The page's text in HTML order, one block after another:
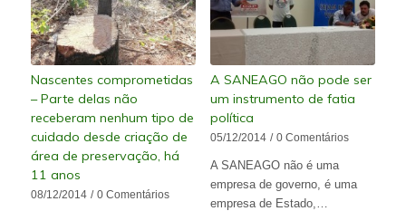
Nascentes comprometidas
– Parte delas não
receberam nenhum tipo de
cuidado desde criação de
área de preservação, há
11 anos
08/12/2014 / 0 Comentários
A SANEAGO não pode ser
um instrumento de fatia
política
05/12/2014 / 0 Comentários
A SANEAGO não é uma
empresa de governo, é uma
empresa de Estado,…